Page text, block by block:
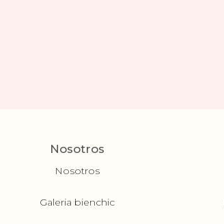
Nosotros
Nosotros
Galeria bienchic